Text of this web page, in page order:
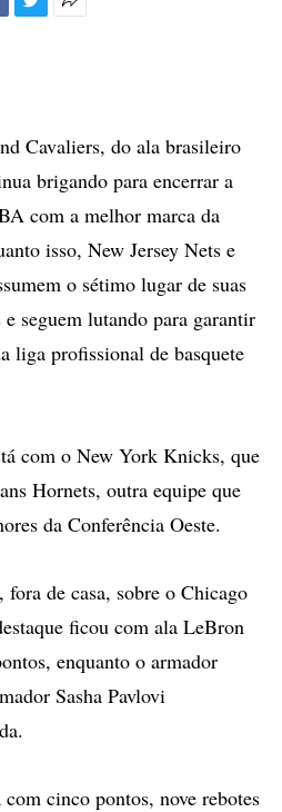
Cavaliers, do ala brasileiro
brigando para encerrar a
com a melhor marca da
isso, New Jersey Nets e
o sétimo lugar de suas
seguem lutando para garantir
liga profissional de basquete
com o New York Knicks, que
Hornets, outra equipe que
da Conferência Oeste.
de casa, sobre o Chicago
ficou com ala LeBron
enquanto o armador
Sasha Pavlovi
cinco pontos, nove rebotes